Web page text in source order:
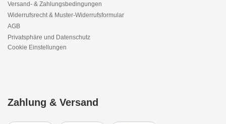
Versand- & Zahlungsbedingungen
Widerrufsrecht & Muster-Widerrufsformular
AGB
Privatsphäre und Datenschutz
Cookie Einstellungen
Zahlung & Versand